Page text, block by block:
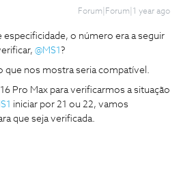
Forum|Forum|1 year ago
especificidade, o número era a seguir
@MS1 ?
que nos mostra seria compatível.
Pro Max para verificarmos a situação
iniciar por 21 ou 22, vamos
que seja verificada.